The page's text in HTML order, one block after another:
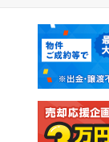
新築マンション
新築一戸建て
注文住宅
マンションカタ